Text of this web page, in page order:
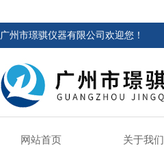
广州市璟骐仪器有限公司欢迎您！
网站首页 关于我们